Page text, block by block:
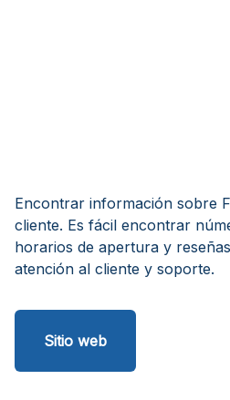
Encontrar información sobre
cliente. Es fácil encontrar
horarios de apertura y
atención al cliente y soporte.
Sitio web